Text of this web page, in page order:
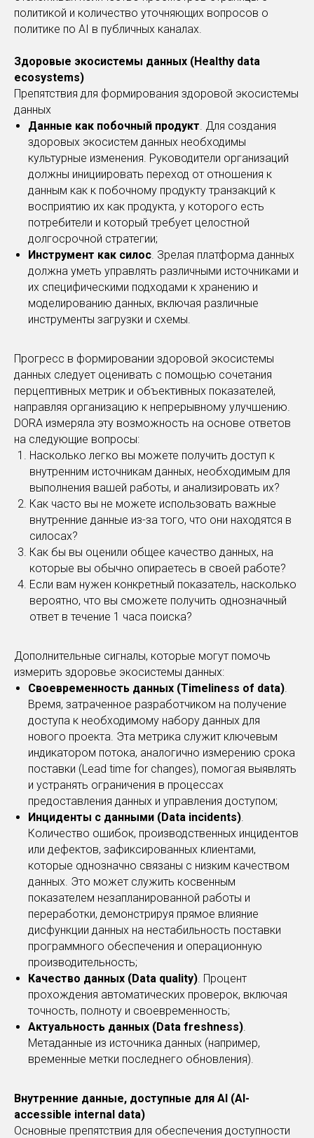
политикой и количество уточняющих вопросов о
политике по AI в публичных каналах.
Здоровые экосистемы данных (Healthy data
ecosystems)
Препятствия для формирования здоровой экосистемы
данных
Данные как побочный продукт. Для создания
здоровых экосистем данных необходимы
культурные изменения. Руководители организаций
должны инициировать переход от отношения к
данным как к побочному продукту транзакций к
восприятию их как продукта, у которого есть
потребители и который требует целостной
долгосрочной стратегии;
Инструмент как силос. Зрелая платформа данных
должна уметь управлять различными источниками и
их специфическими подходами к хранению и
моделированию данных, включая различные
инструменты загрузки и схемы.
Прогресс в формировании здоровой экосистемы
данных следует оценивать с помощью сочетания
перцептивных метрик и объективных показателей,
направляя организацию к непрерывному улучшению.
DORA измеряла эту возможность на основе ответов
на следующие вопросы:
Насколько легко вы можете получить доступ к
внутренним источникам данных, необходимым для
выполнения вашей работы, и анализировать их?
Как часто вы не можете использовать важные
внутренние данные из-за того, что они находятся в
силосах?
Как бы вы оценили общее качество данных, на
которые вы обычно опираетесь в своей работе?
Если вам нужен конкретный показатель, насколько
вероятно, что вы сможете получить однозначный
ответ в течение 1 часа поиска?
Дополнительные сигналы, которые могут помочь
измерить здоровье экосистемы данных:
Своевременность данных (Timeliness of data).
Время, затраченное разработчиком на получение
доступа к необходимому набору данных для
нового проекта. Эта метрика служит ключевым
индикатором потока, аналогично измерению срока
поставки (Lead time for changes), помогая выявлять
и устранять ограничения в процессах
предоставления данных и управления доступом;
Инциденты с данными (Data incidents).
Количество ошибок, производственных инцидентов
или дефектов, зафиксированных клиентами,
которые однозначно связаны с низким качеством
данных. Это может служить косвенным
показателем незапланированной работы и
переработки, демонстрируя прямое влияние
дисфункции данных на нестабильность поставки
программного обеспечения и операционную
производительность;
Качество данных (Data quality). Процент
прохождения автоматических проверок, включая
точность, полноту и своевременность;
Актуальность данных (Data freshness).
Метаданные из источника данных (например,
временные метки последнего обновления).
Внутренние данные, доступные для AI (AI-
accessible internal data)
Основные препятствия для обеспечения доступности